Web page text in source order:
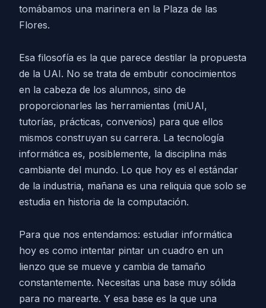
tomábamos una marinera en la Plaza de las
Flores.
Esa filosofía es la que parece destilar la propuesta
de la UAI. No se trata de embutir conocimientos
en la cabeza de los alumnos, sino de
proporcionarles las herramientas (miUAI,
tutorías, prácticas, convenios) para que ellos
mismos construyan su carrera. La tecnología
informática es, posiblemente, la disciplina más
cambiante del mundo. Lo que hoy es el estándar
de la industria, mañana es una reliquia que solo se
estudia en historia de la computación.
Para que nos entendamos: estudiar informática
hoy es como intentar pintar un cuadro en un
lienzo que se mueve y cambia de tamaño
constantemente. Necesitas una base muy sólida
para no marearte. Y esa base es la que una